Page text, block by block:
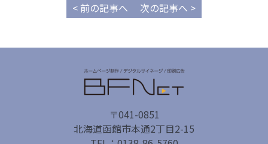
< 前の記事へ 次の記事へ >
〒041-0851
北海道函館市本通2丁目2-15